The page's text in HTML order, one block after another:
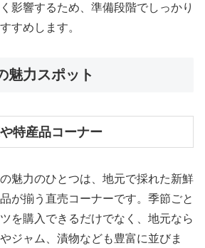
影響するため、準備段階でしっかり
すめします。
魅力スポット
特産品コーナー
魅力のひとつは、地元で採れた新鮮
が揃う直売コーナーです。季節ごと
を購入できるだけでなく、地元なら
ジャム、漬物なども豊富に並びま